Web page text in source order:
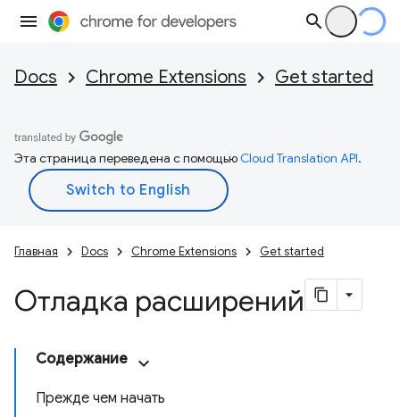
Docs Chrome Extensions Get started
Эта страница переведена с помощьюCloud Translation API.
Главная Docs Chrome Extensions Get started
Отладка расширений
Содержание
Прежде чем начать